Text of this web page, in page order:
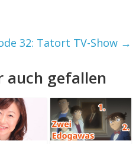
32: Tatort TV-Show →
auch gefallen